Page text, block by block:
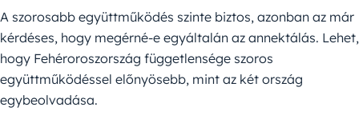
A szorosabb együttműködés szinte biztos, azonban az már
kérdéses, hogy megérné-e egyáltalán az annektálás. Lehet,
hogy Fehéroroszország függetlensége szoros
együttműködéssel előnyösebb, mint az két ország
egybeolvadása.